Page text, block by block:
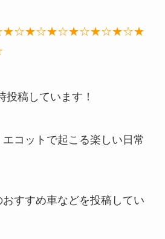
投稿しています！
コットで起こる楽しい日常
すすめ車などを投稿してい